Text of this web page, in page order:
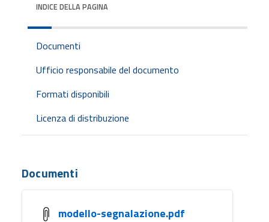
INDICE DELLA PAGINA
Documenti
Ufficio responsabile del documento
Formati disponibili
Licenza di distribuzione
Documenti
modello-segnalazione.pdf